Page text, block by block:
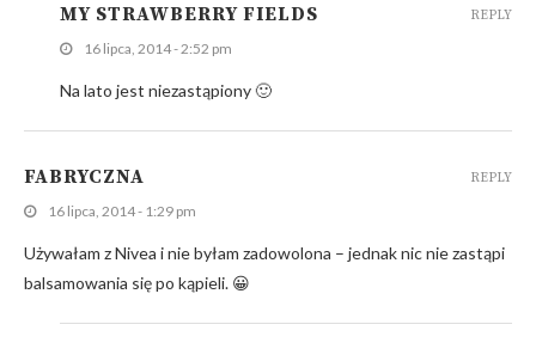
MY STRAWBERRY FIELDS
16 lipca, 2014 - 2:52 pm
Na lato jest niezastąpiony 🙂
REPLY
FABRYCZNA
16 lipca, 2014 - 1:29 pm
Używałam z Nivea i nie byłam zadowolona – jednak nic nie zastąpi
balsamowania się po kąpieli. 😀
REPLY